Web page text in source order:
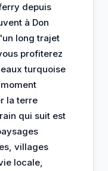
depuis
à Don
long trajet
profiterez
turquoise
moment
la terre
qui suit est
villages
locale,